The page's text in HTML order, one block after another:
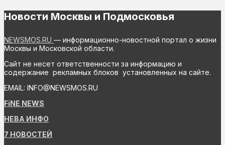
Новости Москвы и Подмосковья
NEWSMOS.RU — информационно-новостной портал о жизни
Москвы и Московской области.
Сайт не несет ответственности за информацию и
содержание рекламных блоков установленных на сайте.
EMAIL: INFO@NEWSMOS.RU
FiNE NEWS
НЕВА ИНФО
7 НОВОСТЕЙ